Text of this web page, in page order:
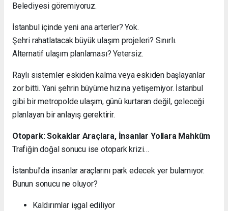
Belediyesi göremiyoruz.
İstanbul içinde yeni ana arterler? Yok.
Şehri rahatlatacak büyük ulaşım projeleri? Sınırlı.
Alternatif ulaşım planlaması? Yetersiz.
Raylı sistemler eskiden kalma veya eskiden başlayanlar
zor bitti. Yani şehrin büyüme hızına yetişemiyor. İstanbul
gibi bir metropolde ulaşım, günü kurtaran değil, geleceği
planlayan bir anlayış gerektirir.
Otopark: Sokaklar Araçlara, İnsanlar Yollara Mahkûm
Trafiğin doğal sonucu ise otopark krizi…
İstanbul’da insanlar araçlarını park edecek yer bulamıyor.
Bunun sonucu ne oluyor?
Kaldırımlar işgal ediliyor